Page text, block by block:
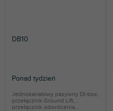
DB10
Ponad tydzień
Jednokanałowy pasywny DI-box,
przełącznik Ground Lift,
przełącznik odwrócenia...